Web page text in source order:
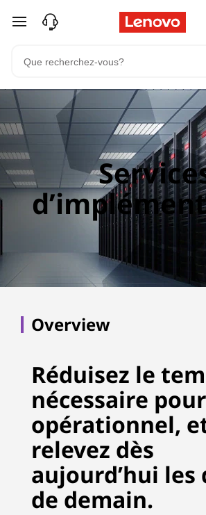
passer au contenu principal
Overview
Réduisez le
nécessaire
opérationnel,
relevez dès
aujourd’hui les
de demain.